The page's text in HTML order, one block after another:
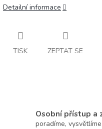
Detailní informace
TISK ZEPTAT SE
Osobní přístup a
poradíme, vysvětlíme